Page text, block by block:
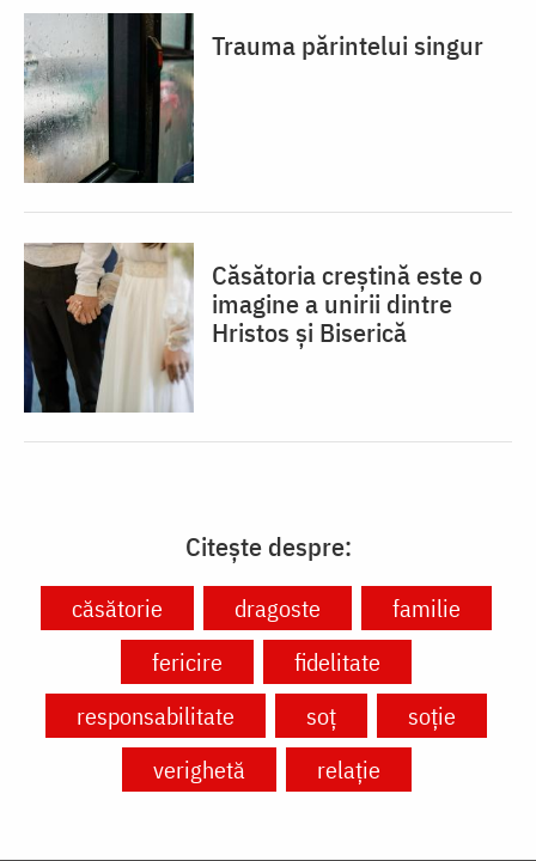
Trauma părintelui singur
Căsătoria creștină este o
imagine a unirii dintre
Hristos și Biserică
Citește despre:
căsătorie dragoste
familie
fericire
fidelitate
responsabilitate
soț
soție
verighetă
relație